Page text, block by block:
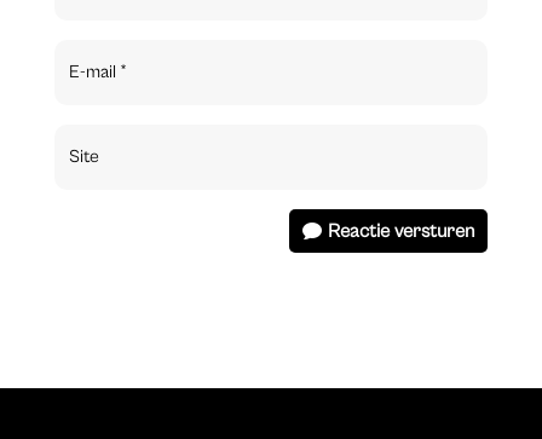
Reactie versturen